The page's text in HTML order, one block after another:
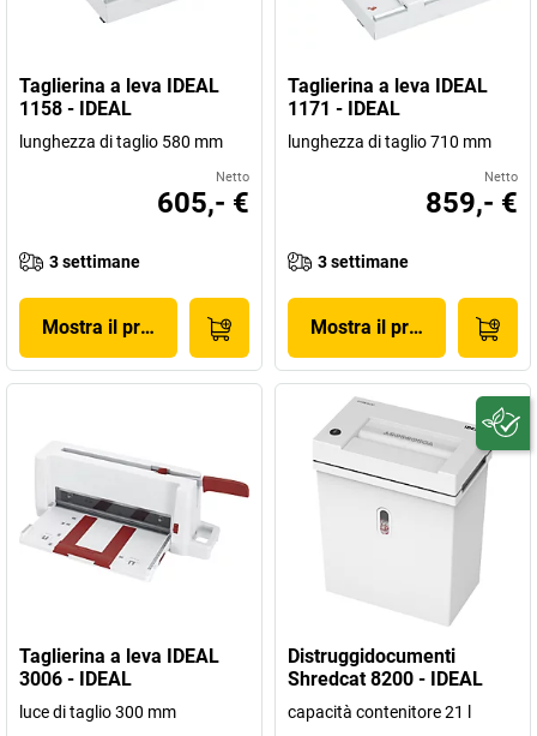
Taglierina a leva IDEAL
1158 - IDEAL
lunghezza di taglio 580 mm
Netto
605,- €
3 settimane
Mostra il prodotto
Taglierina a leva IDEAL
1171 - IDEAL
lunghezza di taglio 710 mm
Netto
859,- €
3 settimane
Mostra il prodotto
Taglierina a leva IDEAL
3006 - IDEAL
luce di taglio 300 mm
Distruggidocumenti
Shredcat 8200 - IDEAL
capacità contenitore 21 l